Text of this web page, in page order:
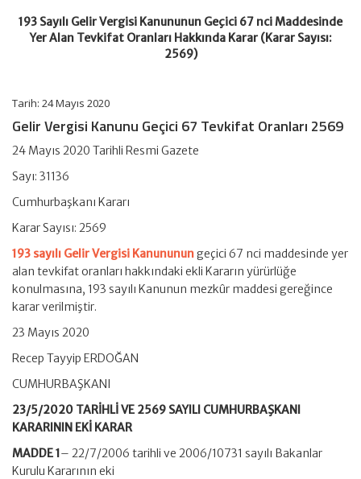
için
193 Sayılı Gelir Vergisi Kanununun Geçici 67 nci Maddesinde
Yer Alan Tevkifat Oranları Hakkında Karar (Karar Sayısı:
2569)
Tarih: 24 Mayıs 2020
Gelir Vergisi Kanunu Geçici 67 Tevkifat Oranları 2569
24 Mayıs 2020 Tarihli Resmi Gazete
Sayı: 31136
Cumhurbaşkanı Kararı
Karar Sayısı: 2569
193 sayılı Gelir Vergisi Kanununungeçici 67 nci maddesinde yer
alan tevkifat oranları hakkındaki ekli Kararın yürürlüğe
konulmasına, 193 sayılı Kanunun mezkûr maddesi gereğince
karar verilmiştir.
23 Mayıs 2020
Recep Tayyip ERDOĞAN
CUMHURBAŞKANI
23/5/2020 TARİHLİ VE 2569 SAYILI CUMHURBAŞKANI
KARARININ EKİ KARAR
MADDE 1– 22/7/2006 tarihli ve 2006/10731 sayılı Bakanlar
Kurulu Kararının eki